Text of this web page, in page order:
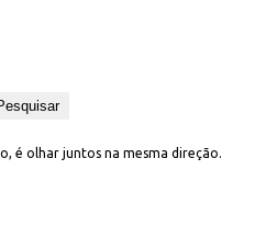
é olhar juntos na mesma direção.